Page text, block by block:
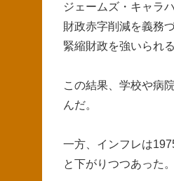
ジェームズ・キャラ
財政赤字削減を義務
緊縮財政を強いられ
この結果、学校や病
んだ。
一方、インフレは
と下がりつつあった。